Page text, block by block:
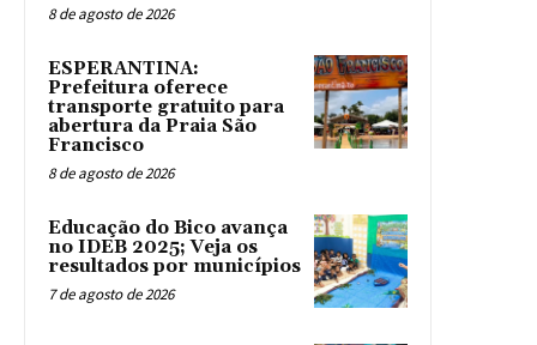
8 de agosto de 2026
ESPERANTINA:
Prefeitura oferece
transporte gratuito para
abertura da Praia São
Francisco
8 de agosto de 2026
Educação do Bico avança
no IDEB 2025; Veja os
resultados por municípios
7 de agosto de 2026